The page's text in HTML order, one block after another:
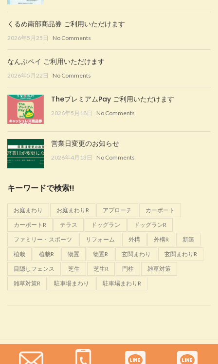
くるめ南部商品券 ご利用いただけます
2026年5月25日 No Comments
なんぶペイ ご利用いただけます
2026年5月22日 No Comments
TheプレミアムPay ご利用いただけます
2026年5月18日 No Comments
営業日変更のお知らせ
2026年4月13日 No Comments
キーワードで検索!!
お庭まわり お庭まわりR アプローチ
カーポート
カーポートR
テラス ドッグラン
ドッグランR
ファミリー・スポーツ
リフォーム 外構 外構R
新築
植栽
植栽R 物置 物置R 玄関まわり
玄関まわりR
目隠しフェンス
芝生 芝生R 門柱
雑草対策
雑草対策R
駐車場まわり 駐車場まわりR
Glanta 2022 CREATED BY佐野恵樹園